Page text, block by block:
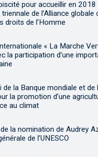
pour accueillir en
de l’Alliance
droits de l’Homme
« La Marche
la participation d’une
de la Banque mondiale et de
la promotion d’une
au climat
la nomination de Audrey
de l’UNESCO